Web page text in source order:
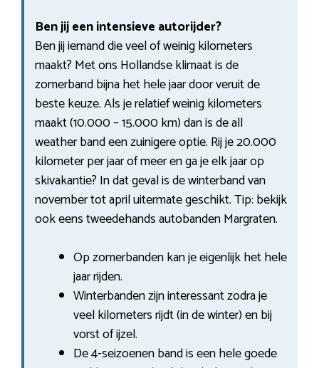
Ben jij een intensieve autorijder?
Ben jij iemand die veel of weinig kilometers
maakt? Met ons Hollandse klimaat is de
zomerband bijna het hele jaar door veruit de
beste keuze. Als je relatief weinig kilometers
maakt (10.000 – 15.000 km) dan is de all
weather band een zuinigere optie. Rij je 20.000
kilometer per jaar of meer en ga je elk jaar op
skivakantie? In dat geval is de winterband van
november tot april uitermate geschikt. Tip: bekijk
ook eens tweedehands autobanden Margraten.
Op zomerbanden kan je eigenlijk het hele
jaar rijden.
Winterbanden zijn interessant zodra je
veel kilometers rijdt (in de winter) en bij
vorst of ijzel.
De 4-seizoenen band is een hele goede